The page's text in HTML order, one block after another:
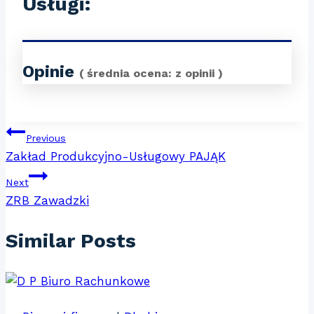
Opinie ( średnia ocena: z opinii )
Nawigacja
wpisu
Previous
Zakład Produkcyjno-Usługowy PAJĄK
Next
ZRB Zawadzki
Similar Posts